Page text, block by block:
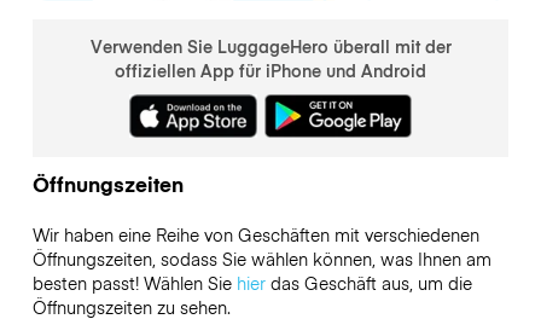
Verwenden Sie LuggageHero überall mit der
offiziellen App für iPhone und Android
Öffnungszeiten
Wir haben eine Reihe von Geschäften mit verschiedenen
Öffnungszeiten, sodass Sie wählen können, was Ihnen am
besten passt! Wählen Sie hierdas Geschäft aus, um die
Öffnungszeiten zu sehen.